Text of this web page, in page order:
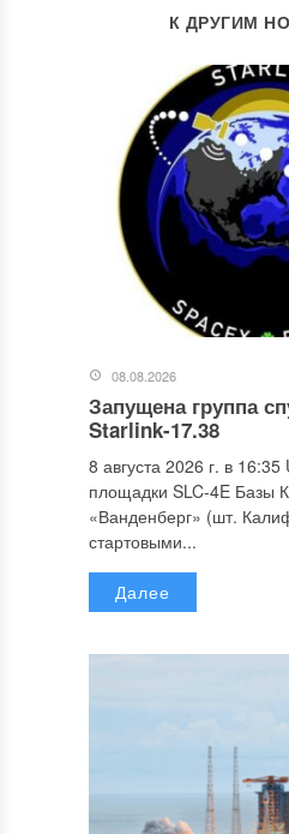
К ДРУГИМ
08.08.2026
Запущена группа
Starlink-17.38
8 августа 2026 г. в
площадки SLC-4E Базы
«Ванденберг» (шт.
стартовыми...
Далее